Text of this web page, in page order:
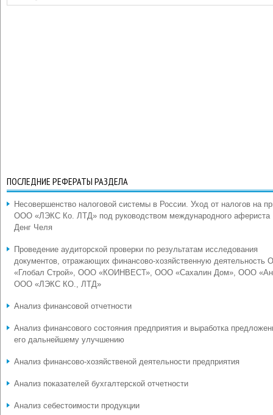
ПОСЛЕДНИЕ РЕФЕРАТЫ РАЗДЕЛА
Несовершенство налоговой системы в России. Уход от налогов на
ООО «ЛЭКС Ко. ЛТД» под руководством международного
Денг Челя
Проведение аудиторской проверки по результатам исследования
документов, отражающих финансово-хозяйственную деятельность
«Глобал Строй», ООО «КОИНВЕСТ», ООО «Сахалин Дом», ООО
ООО «ЛЭКС КО., ЛТД»
Анализ финансовой отчетности
Анализ финансового состояния предприятия и выработка
его дальнейшему улучшению
Анализ финансово-хозяйственой деятельности предприятия
Анализ показателей бухгалтерской отчетности
Анализ себестоимости продукции